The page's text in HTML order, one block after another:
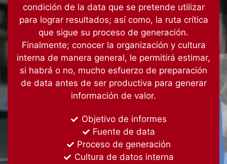
condición de la data que se pretende utilizar
para lograr resultados; así como, la ruta crítica
que sigue su proceso de generación.
Finalmente; conocer la organización y cultura
interna de manera general, le permitirá estimar,
si habrá o no, mucho esfuerzo de preparación
de data antes de ser productiva para generar
información de valor.
Objetivo de informes
Fuente de data
Proceso de generación
Cultura de datos interna